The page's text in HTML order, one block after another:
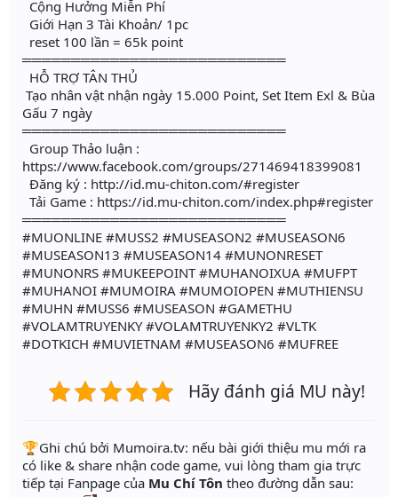
Cộng Hưởng Miễn Phí
Giới Hạn 3 Tài Khoản/ 1pc
reset 100 lần = 65k point
═══════════════════════════
HỖ TRỢ TÂN THỦ
Tạo nhân vật nhận ngày 15.000 Point, Set Item Exl & Bùa
Gấu 7 ngày
═══════════════════════════
Group Thảo luận :
https://www.facebook.com/groups/271469418399081
Đăng ký : http://id.mu-chiton.com/#register
Tải Game : https://id.mu-chiton.com/index.php#register
═══════════════════════════
#MUONLINE #MUSS2 #MUSEASON2 #MUSEASON6
#MUSEASON13 #MUSEASON14 #MUNONRESET
#MUNONRS #MUKEEPOINT #MUHANOIXUA #MUFPT
#MUHANOI #MUMOIRA #MUMOIOPEN #MUTHIENSU
#MUHN #MUSS6 #MUSEASON #GAMETHU
#VOLAMTRUYENKY #VOLAMTRUYENKY2 #VLTK
#DOTKICH #MUVIETNAM #MUSEASON6 #MUFREE
Hãy đánh giá MU này!
️🏆Ghi chú bởi Mumoira.tv: nếu bài giới thiệu mu mới ra
có like & share nhận code game, vui lòng tham gia trực
tiếp tại Fanpage của Mu Chí Tôn theo đường dẫn sau: